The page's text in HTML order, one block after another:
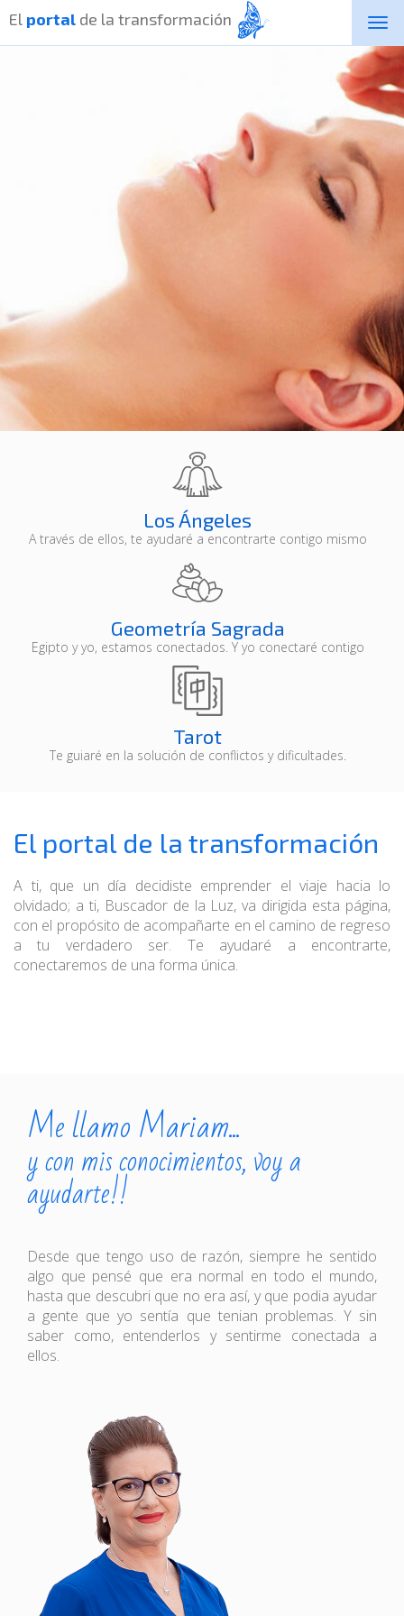
El portal de la transformación
El reiki es un sistema de
"energía vital universal", para tratar
enfermedades y desequilibrios
¿QUIERES SABER MÁS?
Los Ángeles
A través de ellos, te ayudaré a encontrarte contigo mismo
Geometría Sagrada
Egipto y yo, estamos conectados. Y yo conectaré contigo
Tarot
Te guiaré en la solución de conflictos y dificultades.
El portal de la transformación
A ti, que un día decidiste emprender el viaje hacia lo
olvidado; a ti, Buscador de la Luz, va dirigida esta página,
con el propósito de acompañarte en el camino de regreso
a tu verdadero ser. Te ayudaré a encontrarte,
conectaremos de una forma única.
Me llamo Mariam...
y con mis conocimientos, voy a
ayudarte!!
Desde que tengo uso de razón, siempre he sentido
algo que pensé que era normal en todo el mundo,
hasta que descubri que no era así, y que podia ayudar
a gente que yo sentía que tenian problemas. Y sin
saber como, entenderlos y sentirme conectada a
ellos.